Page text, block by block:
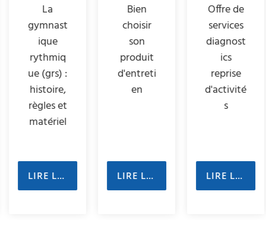
La
gymnast
ique
rythmiq
ue (grs) :
histoire,
règles et
matériel
LIRE LE GUIDE
Bien
choisir
son
produit
d'entreti
en
LIRE LE GUIDE
Offre de
services
diagnost
ics
reprise
d'activité
s
LIRE LE GUIDE